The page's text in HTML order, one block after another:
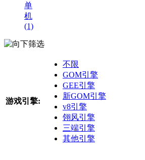
单
机
(1)
筛选
游戏引擎:
不限
GOM引擎
GEE引擎
新GOM引擎
v8引擎
翎风引擎
三端引擎
其他引擎